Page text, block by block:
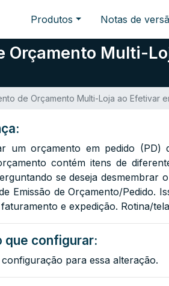
Produtos Notas de
Multi-
de Orçamento Multi-Loja ao Efetivar
um orçamento em pedido (PD)
contém itens de
se deseja
Emissão de Orçamento/Pedido.
e expedição. Rotina/
que configurar:
para essa alteração.